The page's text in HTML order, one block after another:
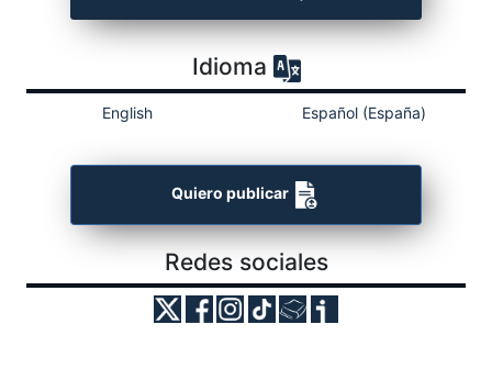
Idioma
English Español (España)
Quiero publicar
Redes sociales